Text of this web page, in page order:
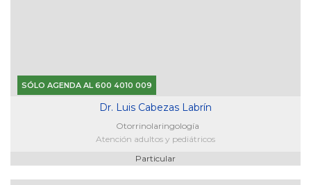
SÓLO AGENDA AL 600 4010 009
Dr. Luis Cabezas Labrín
Otorrinolaringología
Atención adultos y pediátricos
Particular